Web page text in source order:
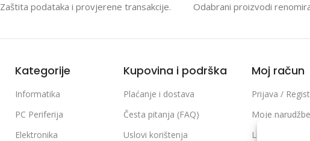
Zaštita podataka i provjerene transakcije. Odabrani proizvodi
Kategorije
Informatika
PC Periferija
Elektronika
Kupovina i podrška
Plaćanje i dostava
Česta pitanja (FAQ)
Uslovi korištenja
Moj račun
Prijava /
Moje narudžbe
Lista želja